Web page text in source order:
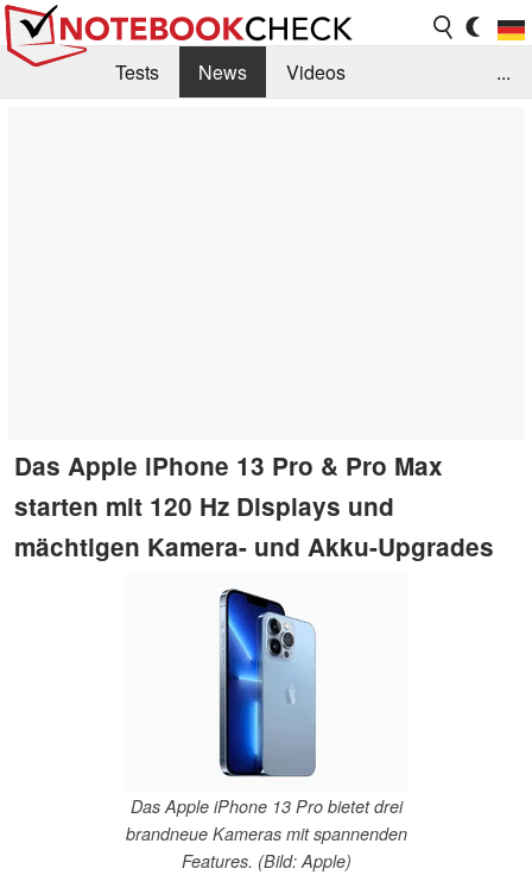
Tests News
Videos
...
Das Apple iPhone 13 Pro & Pro Max
starten mit 120 Hz Displays und
mächtigen Kamera- und Akku-Upgrades
Das Apple iPhone 13 Pro bietet drei
brandneue Kameras mit spannenden
Features. (Bild: Apple)